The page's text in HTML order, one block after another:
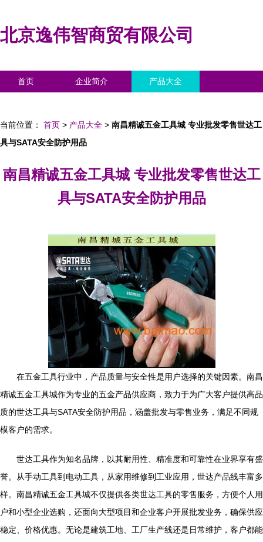
北京逸伟智商贸有限公司
首页 企业简介 产品大全
当前位置： 首页 > 产品大全 > 南昌精诚五金工具城 专业批发零售世达工
具与SATA安全防护用品
南昌精诚五金工具城 专业批发零售世达工
具与SATA安全防护用品
在五金工具行业中，产品质量与安全性是用户选择的关键因素。南昌
精诚五金工具城作为专业的五金产品供应商，致力于为广大客户提供高品
质的世达工具与SATA安全防护用品，涵盖批发与零售业务，满足不同规
模客户的需求。
世达工具作为知名品牌，以其耐用性、精准度和可靠性在业界享有盛
誉。从手动工具到电动工具，从家用维修到工业应用，世达产品线丰富多
样。南昌精诚五金工具城不仅提供各类世达工具的零售服务，方便个人用
户和小型企业选购，还面向大型项目和企业客户开展批发业务，确保供应
稳定、价格优惠。无论是建筑工地、工厂生产线还是日常维护，客户都能